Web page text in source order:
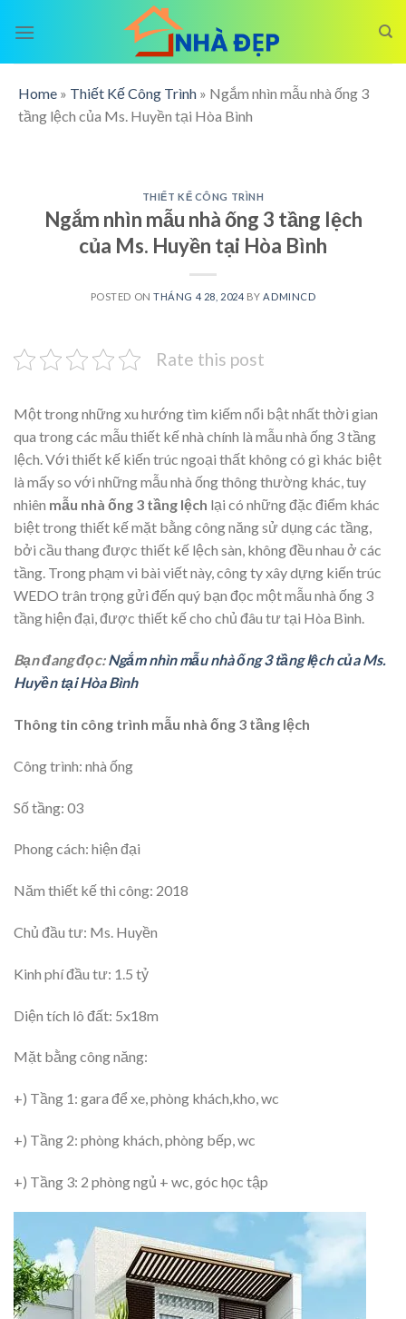
Home » Thiết Kế Công Trình » Ngắm nhìn mẫu nhà ống 3
tầng lệch của Ms. Huyền tại Hòa Bình
THIẾT KẾ CÔNG TRÌNH
Ngắm nhìn mẫu nhà ống 3 tầng lệch
của Ms. Huyền tại Hòa Bình
POSTED ONTHÁNG 4 28, 2024 BYADMINCD
Rate this post
Một trong những xu hướng tìm kiếm nổi bật nhất thời gian
qua trong các mẫu thiết kế nhà chính là mẫu nhà ống 3 tầng
lệch. Với thiết kế kiến trúc ngoại thất không có gì khác biệt
là mấy so với những mẫu nhà ống thông thường khác, tuy
nhiên mẫu nhà ống 3 tầng lệch lại có những đặc điểm khác
biệt trong thiết kế mặt bằng công năng sử dụng các tầng,
bởi cầu thang được thiết kế lệch sàn, không đều nhau ở các
tầng. Trong phạm vi bài viết này, công ty xây dựng kiến trúc
WEDO trân trọng gửi đến quý bạn đọc một mẫu nhà ống 3
tầng hiện đại, được thiết kế cho chủ đâu tư tại Hòa Bình.
Bạn đang đọc:Ngắm nhìn mẫu nhà ống 3 tầng lệch của Ms.
Huyền tại Hòa Bình
Thông tin công trình mẫu nhà ống 3 tầng lệch
Công trình: nhà ống
Số tầng: 03
Phong cách: hiện đại
Năm thiết kế thi công: 2018
Chủ đầu tư: Ms. Huyền
Kinh phí đầu tư: 1.5 tỷ
Diện tích lô đất: 5x18m
Mặt bằng công năng:
+) Tầng 1: gara để xe, phòng khách,kho, wc
+) Tầng 2: phòng khách, phòng bếp, wc
+) Tầng 3: 2 phòng ngủ + wc, góc học tập